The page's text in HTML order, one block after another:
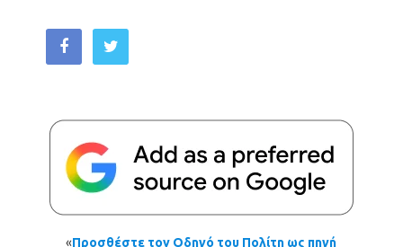
«Προσθέστε τον Οδηγό του Πολίτη ως πηγή